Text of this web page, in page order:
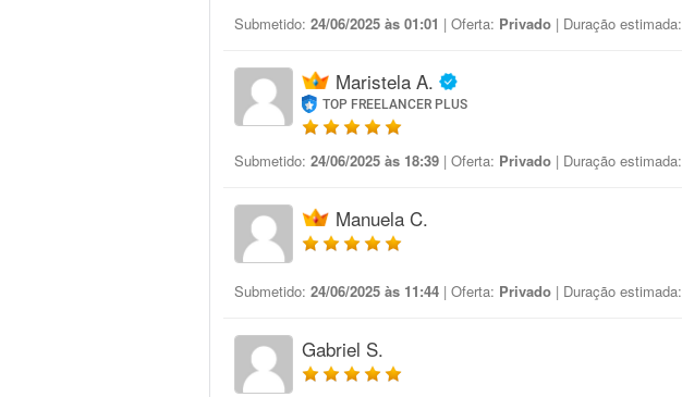
Submetido: 24/06/2025 às 01:01 | Oferta: Privado | Duração estimada:
Maristela A.
TOP FREELANCER PLUS
Submetido: 24/06/2025 às 18:39 | Oferta: Privado | Duração estimada:
Manuela C.
Submetido: 24/06/2025 às 11:44 | Oferta: Privado | Duração estimada:
Gabriel S.